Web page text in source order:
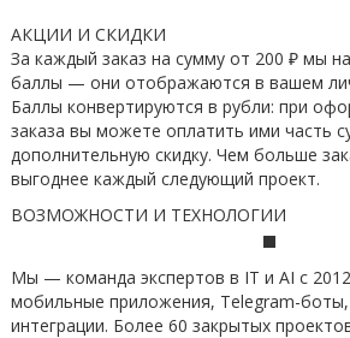
АКЦИИ И СКИДКИ
За каждый заказ на сумму от 200 ₽ мы
баллы — они отображаются в вашем
Баллы конвертируются в рубли: при
заказа вы можете оплатить ими часть
дополнительную скидку. Чем больше
выгоднее каждый следующий проект.
ВОЗМОЖНОСТИ И ТЕХНОЛОГИИ
Мы — команда экспертов в IT и AI с
мобильные приложения, Telegram-боты,
интеграции. Более 60 закрытых